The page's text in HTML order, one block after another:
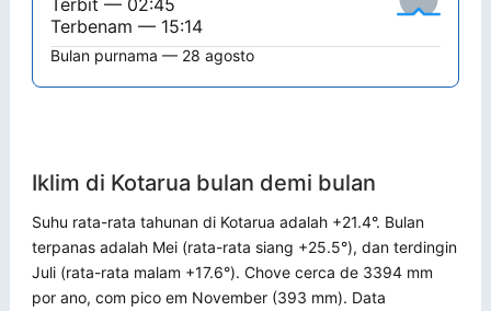
Terbit — 02:45
Terbenam — 15:14
Bulan purnama — 28 agosto
Iklim di Kotarua bulan demi bulan
Suhu rata-rata tahunan di Kotarua adalah +21.4°. Bulan
terpanas adalah Mei (rata-rata siang +25.5°), dan terdingin
Juli (rata-rata malam +17.6°). Chove cerca de 3394 mm
por ano, com pico em November (393 mm). Data